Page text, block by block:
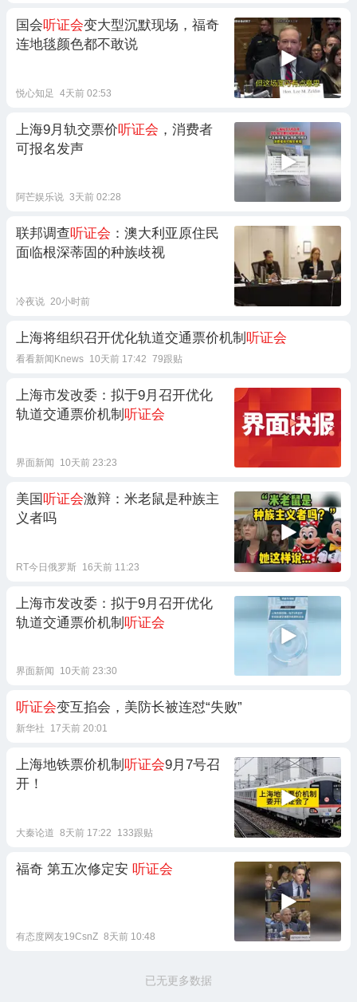
国会听证会变大型沉默现场，福奇
连地毯颜色都不敢说
悦心知足 4天前 02:53
上海9月轨交票价听证会 ，消费者
可报名发声
阿芒娱乐说 3天前 02:28
联邦调查听证会 ：澳大利亚原住民
面临根深蒂固的种族歧视
冷夜说 20小时前
上海将组织召开优化轨道交通票价机制 听证会
看看新闻Knews 10天前 17:42 79跟贴
上海市发改委：拟于9月召开优化
轨道交通票价机制 听证会
界面新闻 10天前 23:23
美国听证会激辩：米老鼠是种族主
义者吗
RT今日俄罗斯 16天前 11:23
上海市发改委：拟于9月召开优化
轨道交通票价机制 听证会
界面新闻 10天前 23:30
听证会变互掐会，美防长被连怼“失败”
新华社 17天前 20:01
上海地铁票价机制 听证会9月7号召
开！
大秦论道 8天前 17:22 133跟贴
福奇 第五次修定安 听证会
有态度网友19CsnZ 8天前 10:48
已无更多数据